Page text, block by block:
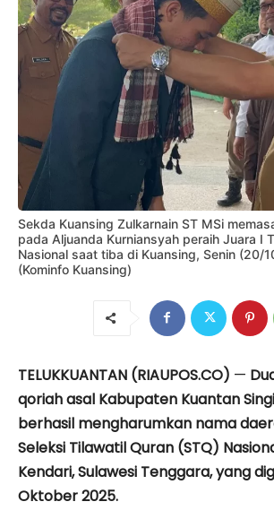
Sekda Kuansing Zulkarnain ST MSi
pada Aljuanda Kurniansyah peraih Juara I
Nasional saat tiba di Kuansing, Senin (20/
(Kominfo Kuansing)
TELUKKUANTAN (RIAUPOS.CO) —
qoriah asal Kabupaten Kuantan
berhasil mengharumkan nama
Seleksi Tilawatil Quran (STQ)
Kendari, Sulawesi Tenggara, yang
Oktober 2025.